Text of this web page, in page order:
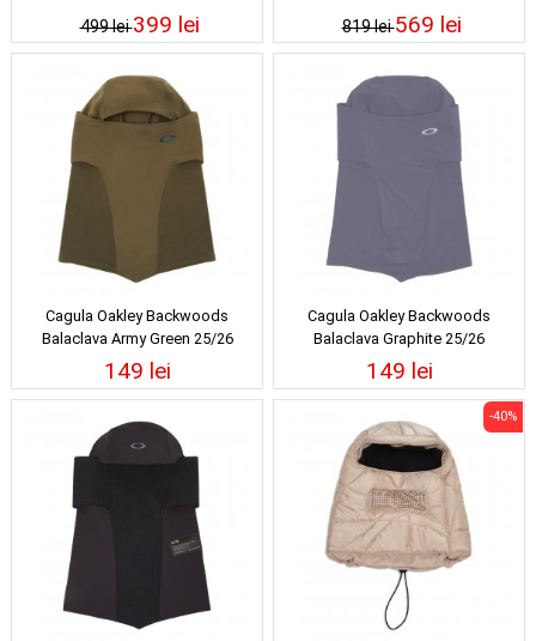
499 lei399 lei 819 lei569 lei
Cagula Oakley Backwoods
Balaclava Army Green 25/26
149 lei
Cagula Oakley Backwoods
Balaclava Graphite 25/26
149 lei
-40%